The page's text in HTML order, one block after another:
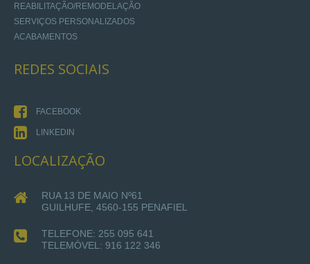
REABILITAÇÃO/REMODELAÇÃO
SERVIÇOS PERSONALIZADOS
ACABAMENTOS
REDES SOCIAIS
FACEBOOK
LINKEDIN
LOCALIZAÇÃO
RUA 13 DE MAIO Nº61
GUILHUFE, 4560-155 PENAFIEL
TELEFONE: 255 095 641
TELEMÓVEL: 916 122 346